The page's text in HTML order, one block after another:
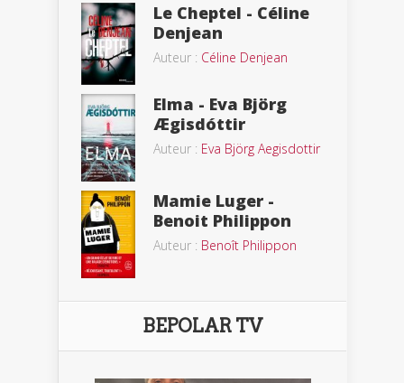
Le Cheptel - Céline
Denjean
Auteur : Céline Denjean
Elma - Eva Björg
Ægisdóttir
Auteur : Eva Björg Aegisdottir
Mamie Luger -
Benoit Philippon
Auteur : Benoît Philippon
BEPOLAR TV